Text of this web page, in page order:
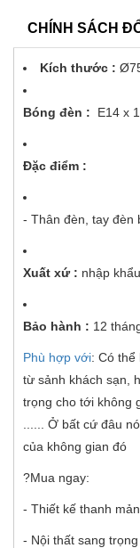
CHÍNH SÁCH
Kích thước :
Bóng đèn : E14 x
Đặc điểm :
- Thân đèn, tay đèn
Xuất xứ : nhập khẩu
Bảo hành : 12
Phù hợp với: Có thể
từ sảnh khách sạn,
trọng cho tới không
...... Ở bất cứ đâu
của không gian đó
?Mua ngay:
- Thiết kế thanh
- Nội thất sang